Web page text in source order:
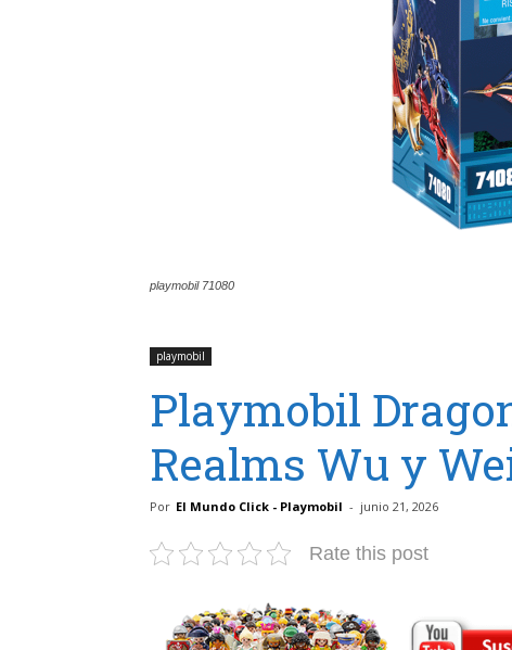
playmobil 71080
playmobil
Playmobil
Realms Wu y
Por El Mundo Click - Playmobil - junio 21, 2026
Rate this post